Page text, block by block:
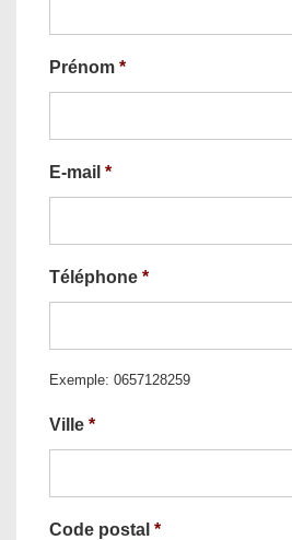
Prénom *
E-mail *
Téléphone *
Exemple: 0657128259
Ville *
Code postal *